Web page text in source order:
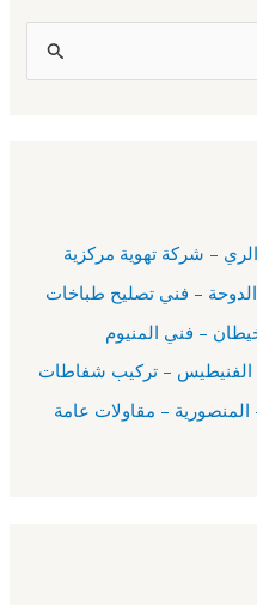
عامة الكويت 66140865 – المنصورية – مقاولات عامة